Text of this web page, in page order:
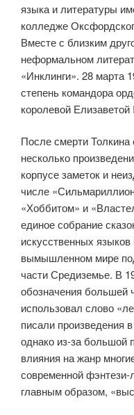
языка и литературы
колледже
Вместе с близким
неформальном
«Инклинги». 28 марта
степень командора
королевой Елизаветой
После смерти
несколько
корпусе заметок и
числе
«Хоббитом» и
единое собрание
искусственных
вымышленном мире
части Средиземье. В
обозначения большей
использовал слово
писали произведения
однако из-за большой
влияния на жанр
современной
главным образом,